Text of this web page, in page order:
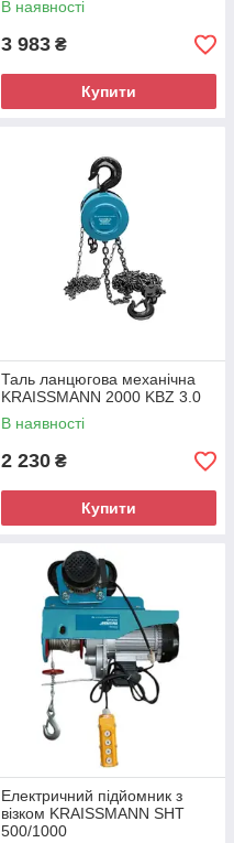
В наявності
3 983 ₴
Купити
Таль ланцюгова механічна
KRAISSMANN 2000 KBZ 3.0
В наявності
2 230 ₴
Купити
Електричний підйомник з
візком KRAISSMANN SHT
500/1000